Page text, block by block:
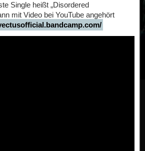
Single heißt „Disordered
mit Video bei YouTube angehört